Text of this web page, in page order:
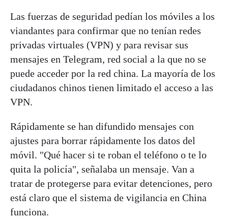
Las fuerzas de seguridad pedían los móviles a los
viandantes para confirmar que no tenían redes
privadas virtuales (VPN) y para revisar sus
mensajes en Telegram, red social a la que no se
puede acceder por la red china. La mayoría de los
ciudadanos chinos tienen limitado el acceso a las
VPN.
Rápidamente se han difundido mensajes con
ajustes para borrar rápidamente los datos del
móvil. "Qué hacer si te roban el teléfono o te lo
quita la policía", señalaba un mensaje. Van a
tratar de protegerse para evitar detenciones, pero
está claro que el sistema de vigilancia en China
funciona.